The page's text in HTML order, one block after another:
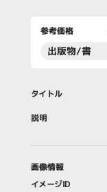
参考価格
出版物/書
タイトル
説明
画像情報
イメージID